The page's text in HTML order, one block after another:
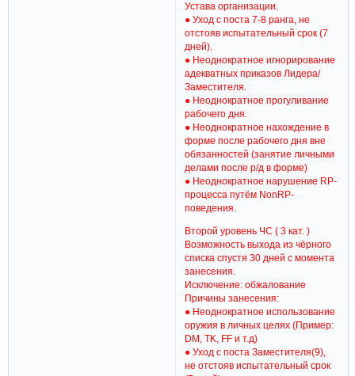
Устава организации.
● Уход с поста 7-8 ранга, не
отстояв испытательный срок (7
дней).
● Неоднократное игнорирование
адекватных приказов Лидера/
Заместителя.
● Неоднократное прогуливание
рабочего дня.
● Неоднократное нахождение в
форме после рабочего дня вне
обязанностей (занятие личными
делами после р/д в форме)
● Неоднократное нарушение RP-
процесса путём NonRP-
поведения.
Второй уровень ЧС ( 3 кат. )
Возможность выхода из чёрного
списка спустя 30 дней с момента
занесения.
Исключение: обжалование
Причины занесения:
● Неоднократное использование
оружия в личных целях (Пример:
DM, TK, FF и т.д)
● Уход с поста Заместителя(9),
не отстояв испытательный срок